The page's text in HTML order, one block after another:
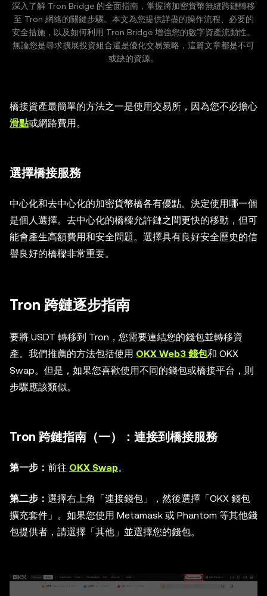
深入了解 Tron Bridge 的全面指南，掌握將加密貨幣無縫跨鏈轉移
至 Tron 網絡的關鍵步驟。本文為您提供詳盡的操作流程、必要的
安全措施，以及如何利用 Tron Bridge 增強您的數字資產流動性。
無論您是尋求擴展投資組合還是優化交易策略，這篇文章都是不可
或缺的資源。
橋接資產最簡單的方法之一是使用交易所，因為您不必擔心
滑點或網路費用。
選擇橋接服務
中心化和去中心化的加密貨幣橋各有優點。決定使用哪一個
是個人選擇。去中心化的橋樑允許鏈之間更快的移動，但可
能會產生高額費用和安全問題。選擇具有良好安全歷史的信
譽良好的橋樑非常重要。
Tron 跨鏈逐步指南
要將 USDT 轉移到 Tron，您需要連結您的錢包並轉移資
產。我們推薦的方法包括使用 OKX Web3 錢包和 OKX
Swap。但是，如果您喜歡使用不同的錢包或橋接平台，則
步驟應該類似。
Tron 跨鏈指南（一）：連接到橋接服務
第一步： 前往 OKX Swap。
第二步： 選擇右上角「連接錢包」，然後選擇「OKX 錢包
擴充套件」。如果您使用 Metamask 或 Phantom 等其他錢
包提供者，請選擇「其他」並選擇您的錢包。